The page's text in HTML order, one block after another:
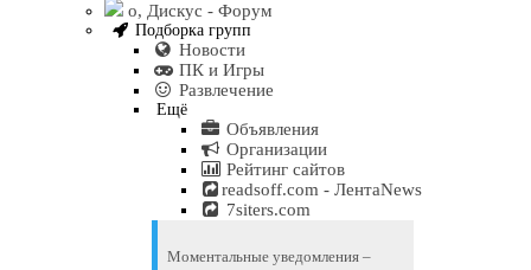
о, Дискус - Форум
Подборка групп
Новости
ПК и Игры
Развлечение
Ещё
Объявления
Организации
Рейтинг сайтов
readsoff.com - ЛентаNews
7siters.com
Моментальные уведомления –